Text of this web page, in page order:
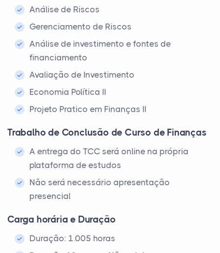
Análise de Riscos
Gerenciamento de Riscos
Análise de investimento e fontes de
financiamento
Avaliação de Investimento
Economia Política II
Projeto Pratico em Finanças II
Trabalho de Conclusão de Curso de Finanças
A entrega do TCC será online na própria
plataforma de estudos
Não será necessário apresentação
presencial
Carga horária e Duração
Duração: 1.005 horas